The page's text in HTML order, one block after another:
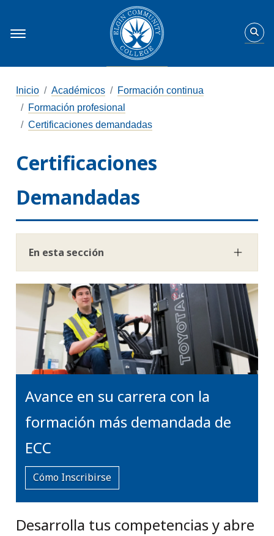
Inicio Académicos
Formación continua
Formación profesional
Certificaciones demandadas
Certificaciones
Demandadas
En esta sección
Avance en su carrera con la
formación más demandada de
ECC
Cómo Inscribirse
Desarrolla tus competencias y abre